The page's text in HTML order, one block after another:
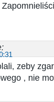
zeby
, nie